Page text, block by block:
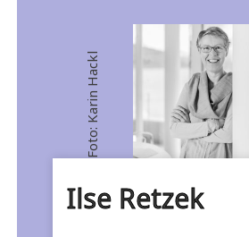
Foto: Karin Hackl
Ilse Retzek